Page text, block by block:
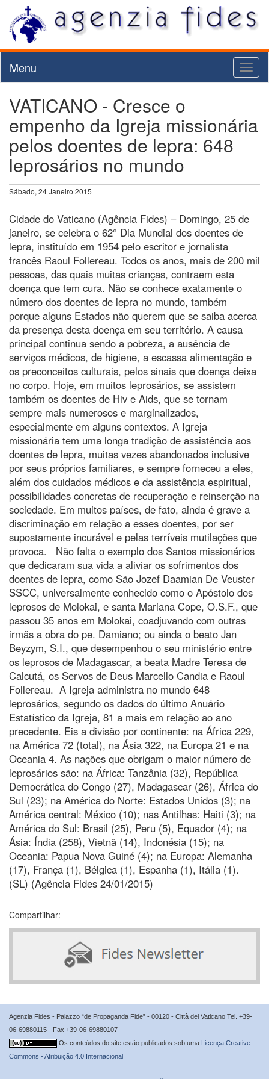
Menu
VATICANO - Cresce o
empenho da Igreja missionária
pelos doentes de lepra: 648
leprosários no mundo
Sábado, 24 Janeiro 2015
Cidade do Vaticano (Agência Fides) – Domingo, 25 de
janeiro, se celebra o 62° Dia Mundial dos doentes de
lepra, instituído em 1954 pelo escritor e jornalista
francês Raoul Follereau. Todos os anos, mais de 200 mil
pessoas, das quais muitas crianças, contraem esta
doença que tem cura. Não se conhece exatamente o
número dos doentes de lepra no mundo, também
porque alguns Estados não querem que se saiba acerca
da presença desta doença em seu território. A causa
principal continua sendo a pobreza, a ausência de
serviços médicos, de higiene, a escassa alimentação e
os preconceitos culturais, pelos sinais que doença deixa
no corpo. Hoje, em muitos leprosários, se assistem
também os doentes de Hiv e Aids, que se tornam
sempre mais numerosos e marginalizados,
especialmente em alguns contextos. A Igreja
missionária tem uma longa tradição de assistência aos
doentes de lepra, muitas vezes abandonados inclusive
por seus próprios familiares, e sempre forneceu a eles,
além dos cuidados médicos e da assistência espiritual,
possibilidades concretas de recuperação e reinserção na
sociedade. Em muitos países, de fato, ainda é grave a
discriminação em relação a esses doentes, por ser
supostamente incurável e pelas terríveis mutilações que
provoca. Não falta o exemplo dos Santos missionários
que dedicaram sua vida a aliviar os sofrimentos dos
doentes de lepra, como São Jozef Daamian De Veuster
SSCC, universalmente conhecido como o Apóstolo dos
leprosos de Molokai, e santa Mariana Cope, O.S.F., que
passou 35 anos em Molokai, coadjuvando com outras
irmãs a obra do pe. Damiano; ou ainda o beato Jan
Beyzym, S.I., que desempenhou o seu ministério entre
os leprosos de Madagascar, a beata Madre Teresa de
Calcutá, os Servos de Deus Marcello Candia e Raoul
Follereau. A Igreja administra no mundo 648
leprosários, segundo os dados do último Anuário
Estatístico da Igreja, 81 a mais em relação ao ano
precedente. Eis a divisão por continente: na África 229,
na América 72 (total), na Ásia 322, na Europa 21 e na
Oceania 4. As nações que obrigam o maior número de
leprosários são: na África: Tanzânia (32), República
Democrática do Congo (27), Madagascar (26), África do
Sul (23); na América do Norte: Estados Unidos (3); na
América central: México (10); nas Antilhas: Haiti (3); na
América do Sul: Brasil (25), Peru (5), Equador (4); na
Ásia: Índia (258), Vietnã (14), Indonésia (15); na
Oceania: Papua Nova Guiné (4); na Europa: Alemanha
(17), França (1), Bélgica (1), Espanha (1), Itália (1).
(SL) (Agência Fides 24/01/2015)
Compartilhar:
Agenzia Fides - Palazzo “de Propaganda Fide” - 00120 - Città del Vaticano Tel. +39-
06-69880115 - Fax +39-06-69880107
Os conteúdos do site estão publicados sob uma Licença Creative
Commons - Atribuição 4.0 Internacional